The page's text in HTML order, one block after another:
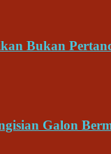
Bukan
Galon